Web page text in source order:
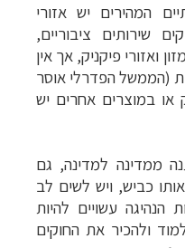
המהירים יש אזורי
שירותים ציבוריים,
ואזורי פיקניק, אך אין
(הממשל הפדרלי אוסר
במוצרים אחרים יש
ממדינה למדינה, גם
כביש, ויש לשים לב
הנהיגה עשויים להיות
ולהכיר את החוקים